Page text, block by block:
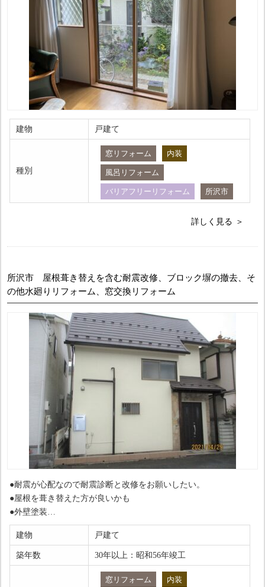
建物 戸建て
種別
窓リフォーム 内装
風呂リフォーム
バリアフリーリフォーム 所沢市
詳しく見る
所沢市 屋根葺き替えを含む耐震改修、ブロック塀の撤去、そ
の他水廻りリフォーム、窓交換リフォーム
●耐震が心配なので耐震診断と改修をお願いしたい。
●屋根を葺き替えた方が良いかも
●外壁塗装
●２Fにトイレを新設したい。
●キッチンをのぞく、水廻り設備の交換
●出窓から雨漏りしているので、窓を交換したい
●内装リフォーム
建物 戸建て
築年数 30年以上：昭和56年竣工
窓リフォーム 内装